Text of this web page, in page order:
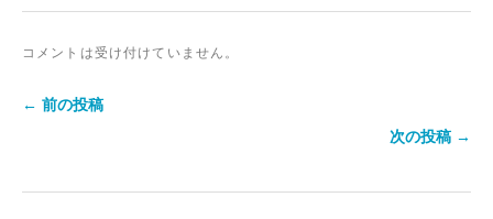
コメントは受け付けていません。
← 前の投稿
次の投稿 →